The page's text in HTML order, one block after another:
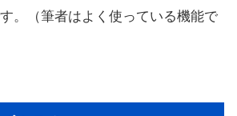
。（筆者はよく使っている機能で